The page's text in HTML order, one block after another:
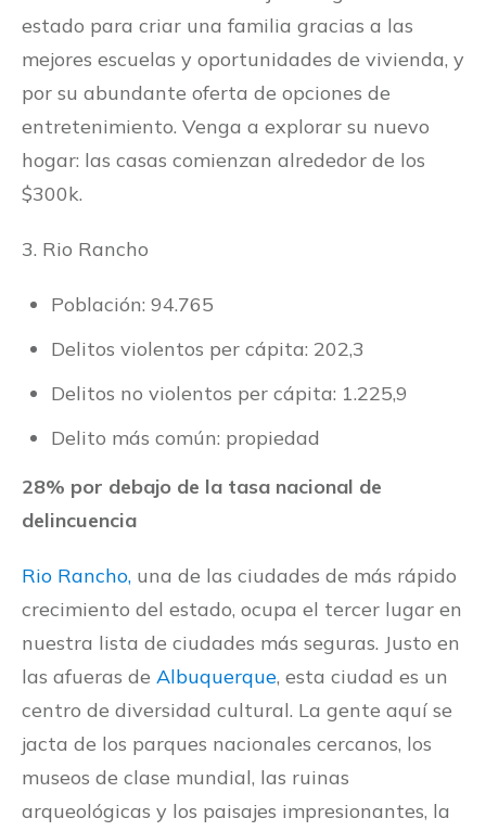
estado para criar una familia gracias a las
mejores escuelas y oportunidades de vivienda, y
por su abundante oferta de opciones de
entretenimiento. Venga a explorar su nuevo
hogar: las casas comienzan alrededor de los
$300k.
3. Rio Rancho
Población: 94.765
Delitos violentos per cápita: 202,3
Delitos no violentos per cápita: 1.225,9
Delito más común: propiedad
28% por debajo de la tasa nacional de
delincuencia
Rio Rancho, una de las ciudades de más rápido
crecimiento del estado, ocupa el tercer lugar en
nuestra lista de ciudades más seguras. Justo en
las afueras de Albuquerque, esta ciudad es un
centro de diversidad cultural. La gente aquí se
jacta de los parques nacionales cercanos, los
museos de clase mundial, las ruinas
arqueológicas y los paisajes impresionantes, la